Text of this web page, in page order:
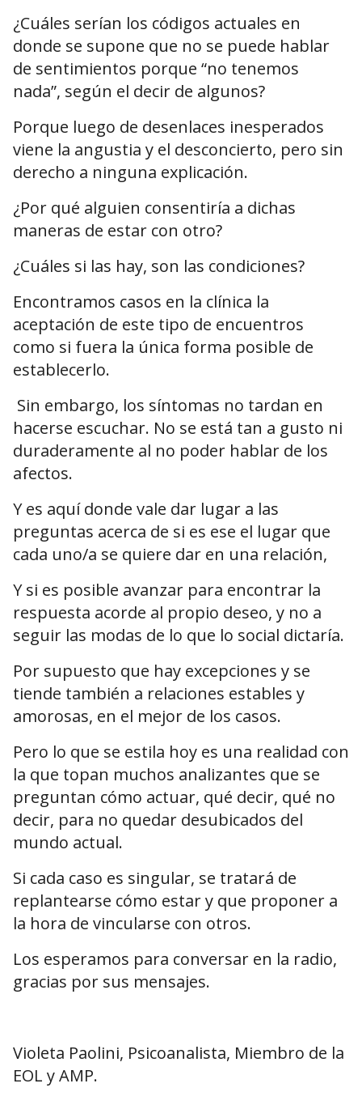
¿Cuáles serían los códigos actuales en
donde se supone que no se puede hablar
de sentimientos porque “no tenemos
nada”, según el decir de algunos?
Porque luego de desenlaces inesperados
viene la angustia y el desconcierto, pero sin
derecho a ninguna explicación.
¿Por qué alguien consentiría a dichas
maneras de estar con otro?
¿Cuáles si las hay, son las condiciones?
Encontramos casos en la clínica la
aceptación de este tipo de encuentros
como si fuera la única forma posible de
establecerlo.
Sin embargo, los síntomas no tardan en
hacerse escuchar. No se está tan a gusto ni
duraderamente al no poder hablar de los
afectos.
Y es aquí donde vale dar lugar a las
preguntas acerca de si es ese el lugar que
cada uno/a se quiere dar en una relación,
Y si es posible avanzar para encontrar la
respuesta acorde al propio deseo, y no a
seguir las modas de lo que lo social dictaría.
Por supuesto que hay excepciones y se
tiende también a relaciones estables y
amorosas, en el mejor de los casos.
Pero lo que se estila hoy es una realidad con
la que topan muchos analizantes que se
preguntan cómo actuar, qué decir, qué no
decir, para no quedar desubicados del
mundo actual.
Si cada caso es singular, se tratará de
replantearse cómo estar y que proponer a
la hora de vincularse con otros.
Los esperamos para conversar en la radio,
gracias por sus mensajes.
Violeta Paolini, Psicoanalista, Miembro de la
EOL y AMP.